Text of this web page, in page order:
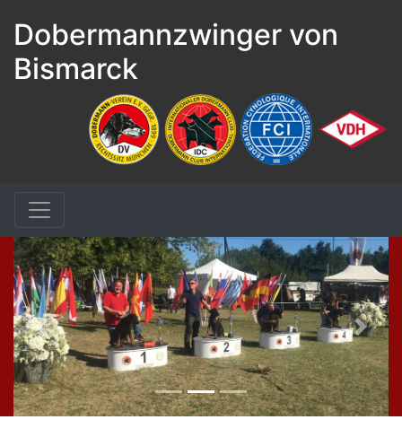
Dobermannzwinger von
Bismarck
Zurück Weiter